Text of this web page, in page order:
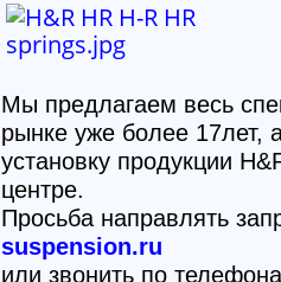
Мы предлагаем весь
рынке уже более 17лет,
установку продукции
центре.
Просьба направлять
suspension.ru
или звонить по